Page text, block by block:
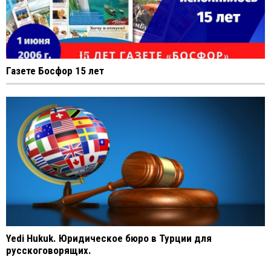
Газете Босфор 15 лет
Yedi Hukuk. Юридическое бюро в Турции для
русскоговорящих.